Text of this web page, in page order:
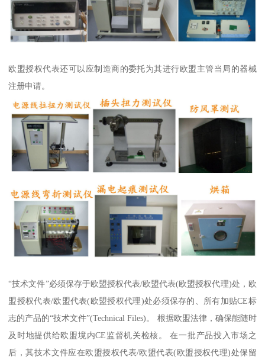
欧盟授权代表还可以应制造商的委托为其进行欧盟主管当局的器械
注册申请。
“技术文件”必须保存于欧盟授权代表/欧盟代表(欧盟授权代理)处，欧
盟授权代表/欧盟代表(欧盟授权代理)处必须保存的、所有加贴CE标
志的产品的“技术文件”(Technical Files)。 根据欧盟法律，确保能随时
及时地提供给欧盟境内CE监督机关检核。 在一批产品投入市场之
后，其技术文件应在欧盟授权代表/欧盟代表(欧盟授权代理)处保留